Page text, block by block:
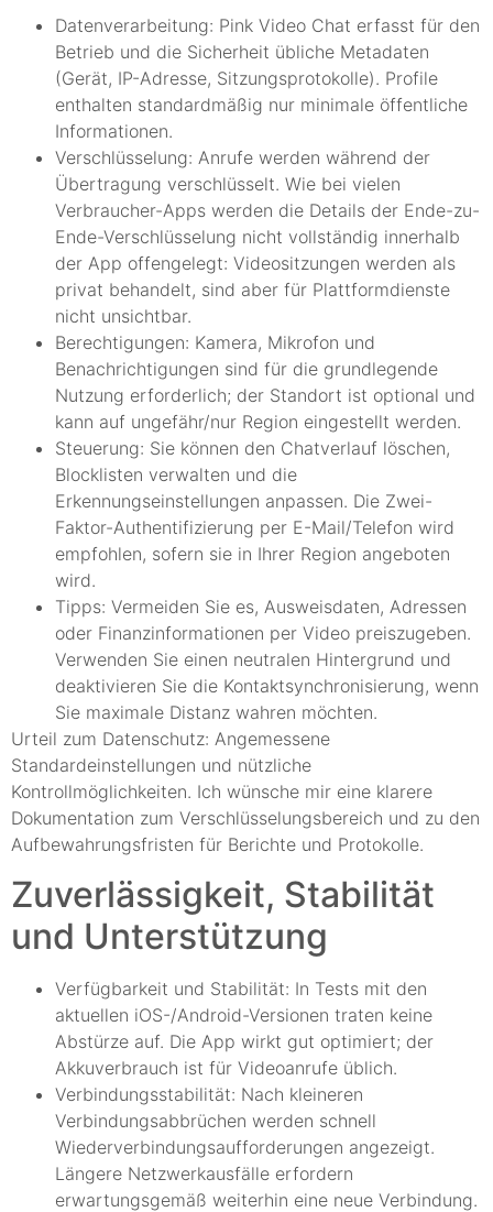
Datenverarbeitung: Pink Video Chat erfasst für den
Betrieb und die Sicherheit übliche Metadaten
(Gerät, IP-Adresse, Sitzungsprotokolle). Profile
enthalten standardmäßig nur minimale öffentliche
Informationen.
Verschlüsselung: Anrufe werden während der
Übertragung verschlüsselt. Wie bei vielen
Verbraucher-Apps werden die Details der Ende-zu-
Ende-Verschlüsselung nicht vollständig innerhalb
der App offengelegt: Videositzungen werden als
privat behandelt, sind aber für Plattformdienste
nicht unsichtbar.
Berechtigungen: Kamera, Mikrofon und
Benachrichtigungen sind für die grundlegende
Nutzung erforderlich; der Standort ist optional und
kann auf ungefähr/nur Region eingestellt werden.
Steuerung: Sie können den Chatverlauf löschen,
Blocklisten verwalten und die
Erkennungseinstellungen anpassen. Die Zwei-
Faktor-Authentifizierung per E-Mail/Telefon wird
empfohlen, sofern sie in Ihrer Region angeboten
wird.
Tipps: Vermeiden Sie es, Ausweisdaten, Adressen
oder Finanzinformationen per Video preiszugeben.
Verwenden Sie einen neutralen Hintergrund und
deaktivieren Sie die Kontaktsynchronisierung, wenn
Sie maximale Distanz wahren möchten.
Urteil zum Datenschutz: Angemessene
Standardeinstellungen und nützliche
Kontrollmöglichkeiten. Ich wünsche mir eine klarere
Dokumentation zum Verschlüsselungsbereich und zu den
Aufbewahrungsfristen für Berichte und Protokolle.
Zuverlässigkeit, Stabilität
und Unterstützung
Verfügbarkeit und Stabilität: In Tests mit den
aktuellen iOS-/Android-Versionen traten keine
Abstürze auf. Die App wirkt gut optimiert; der
Akkuverbrauch ist für Videoanrufe üblich.
Verbindungsstabilität: Nach kleineren
Verbindungsabbrüchen werden schnell
Wiederverbindungsaufforderungen angezeigt.
Längere Netzwerkausfälle erfordern
erwartungsgemäß weiterhin eine neue Verbindung.